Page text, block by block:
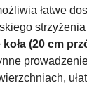
łatwe
(20 cm